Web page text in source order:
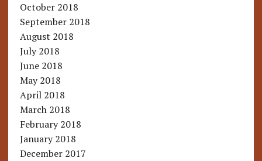
October 2018
September 2018
August 2018
July 2018
June 2018
May 2018
April 2018
March 2018
February 2018
January 2018
December 2017